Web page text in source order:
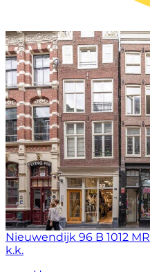
Nieuwendijk 96 B 1012
k.k.